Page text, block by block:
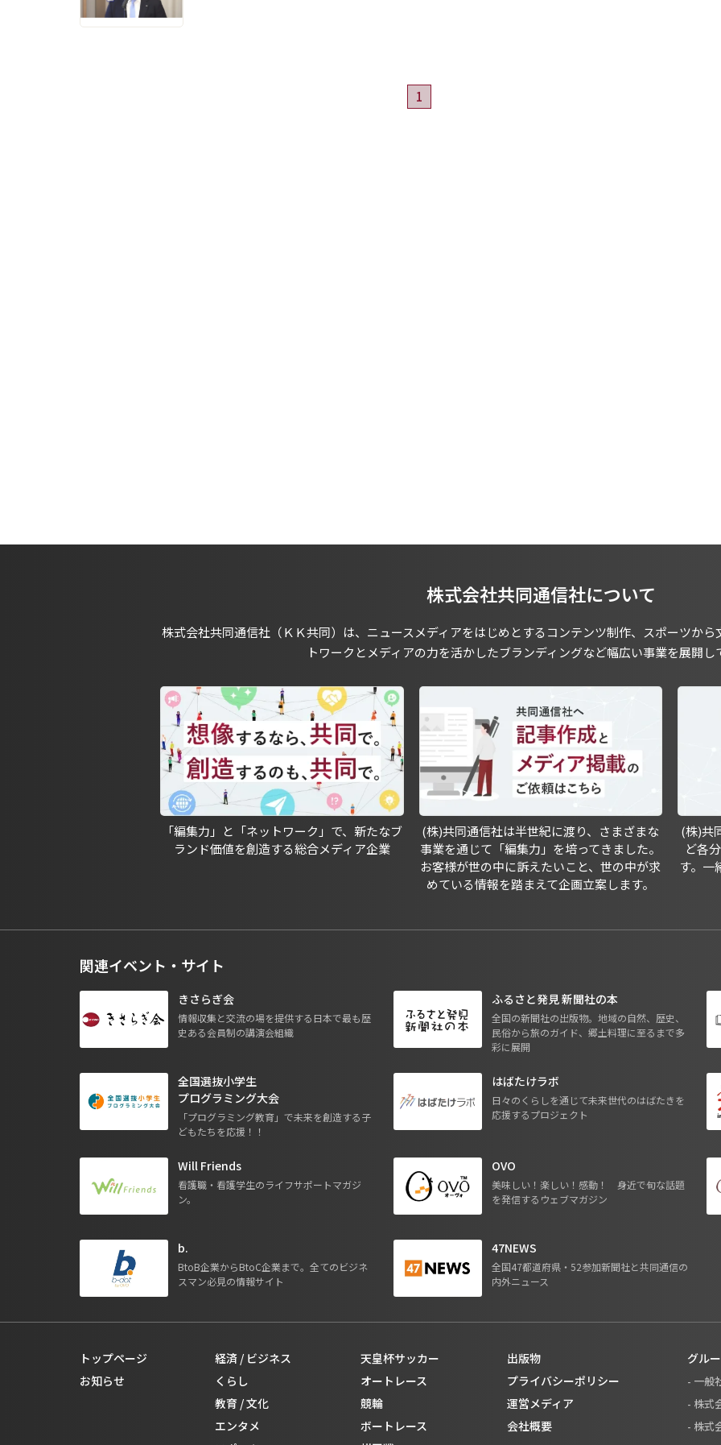
1
株式会社共同通信社について
株式会社共同通信社（ＫＫ共同）は、ニュースメディアをはじめとするコンテンツ制作、スポーツか
トワークとメディアの力を活かしたブランディングなど幅広い事業を展開し
「編集力」と「ネットワーク」で、新たなブ
ランド価値を創造する総合メディア企業
(株)共同通信社は半世紀に渡り、さまざまな
事業を通じて「編集力」を培ってきました。
お客様が世の中に訴えたいこと、世の中が求
めている情報を踏まえて企画立案します。
(株)共
ど各
す。一
関連イベント・サイト
きさらぎ会
情報収集と交流の場を提供する日本で最も歴
史ある会員制の講演会組織
ふるさと発見 新聞社の本
全国の新聞社の出版物。地域の自然、歴史、
民俗から旅のガイド、郷土料理に至るまで多
彩に展開
全国選抜小学生
プログラミング大会
「プログラミング教育」で未来を創造する子
どもたちを応援！！
はばたけラボ
日々のくらしを通じて未来世代のはばたきを
応援するプロジェクト
Will Friends
看護職・看護学生のライフサポートマガジ
ン。
OVO
美味しい！楽しい！感動！ 身近で旬な話題
を発信するウェブマガジン
b.
BtoB企業からBtoC企業まで。全てのビジネ
スマン必見の情報サイト
47NEWS
全国47都道府県・52参加新聞社と共同通信の
内外ニュース
トップページ
お知らせ
経済 / ビジネス
くらし
教育 / 文化
エンタメ
天皇杯サッカー
オートレース
競輪
ボートレース
出版物
プライバシーポリシー
運営メディア
会社概要
グル
- 一般
- 株式
- 株式